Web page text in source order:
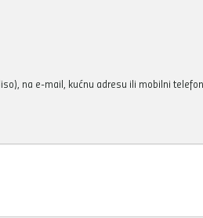
na e-mail, kućnu adresu ili mobilni telefon